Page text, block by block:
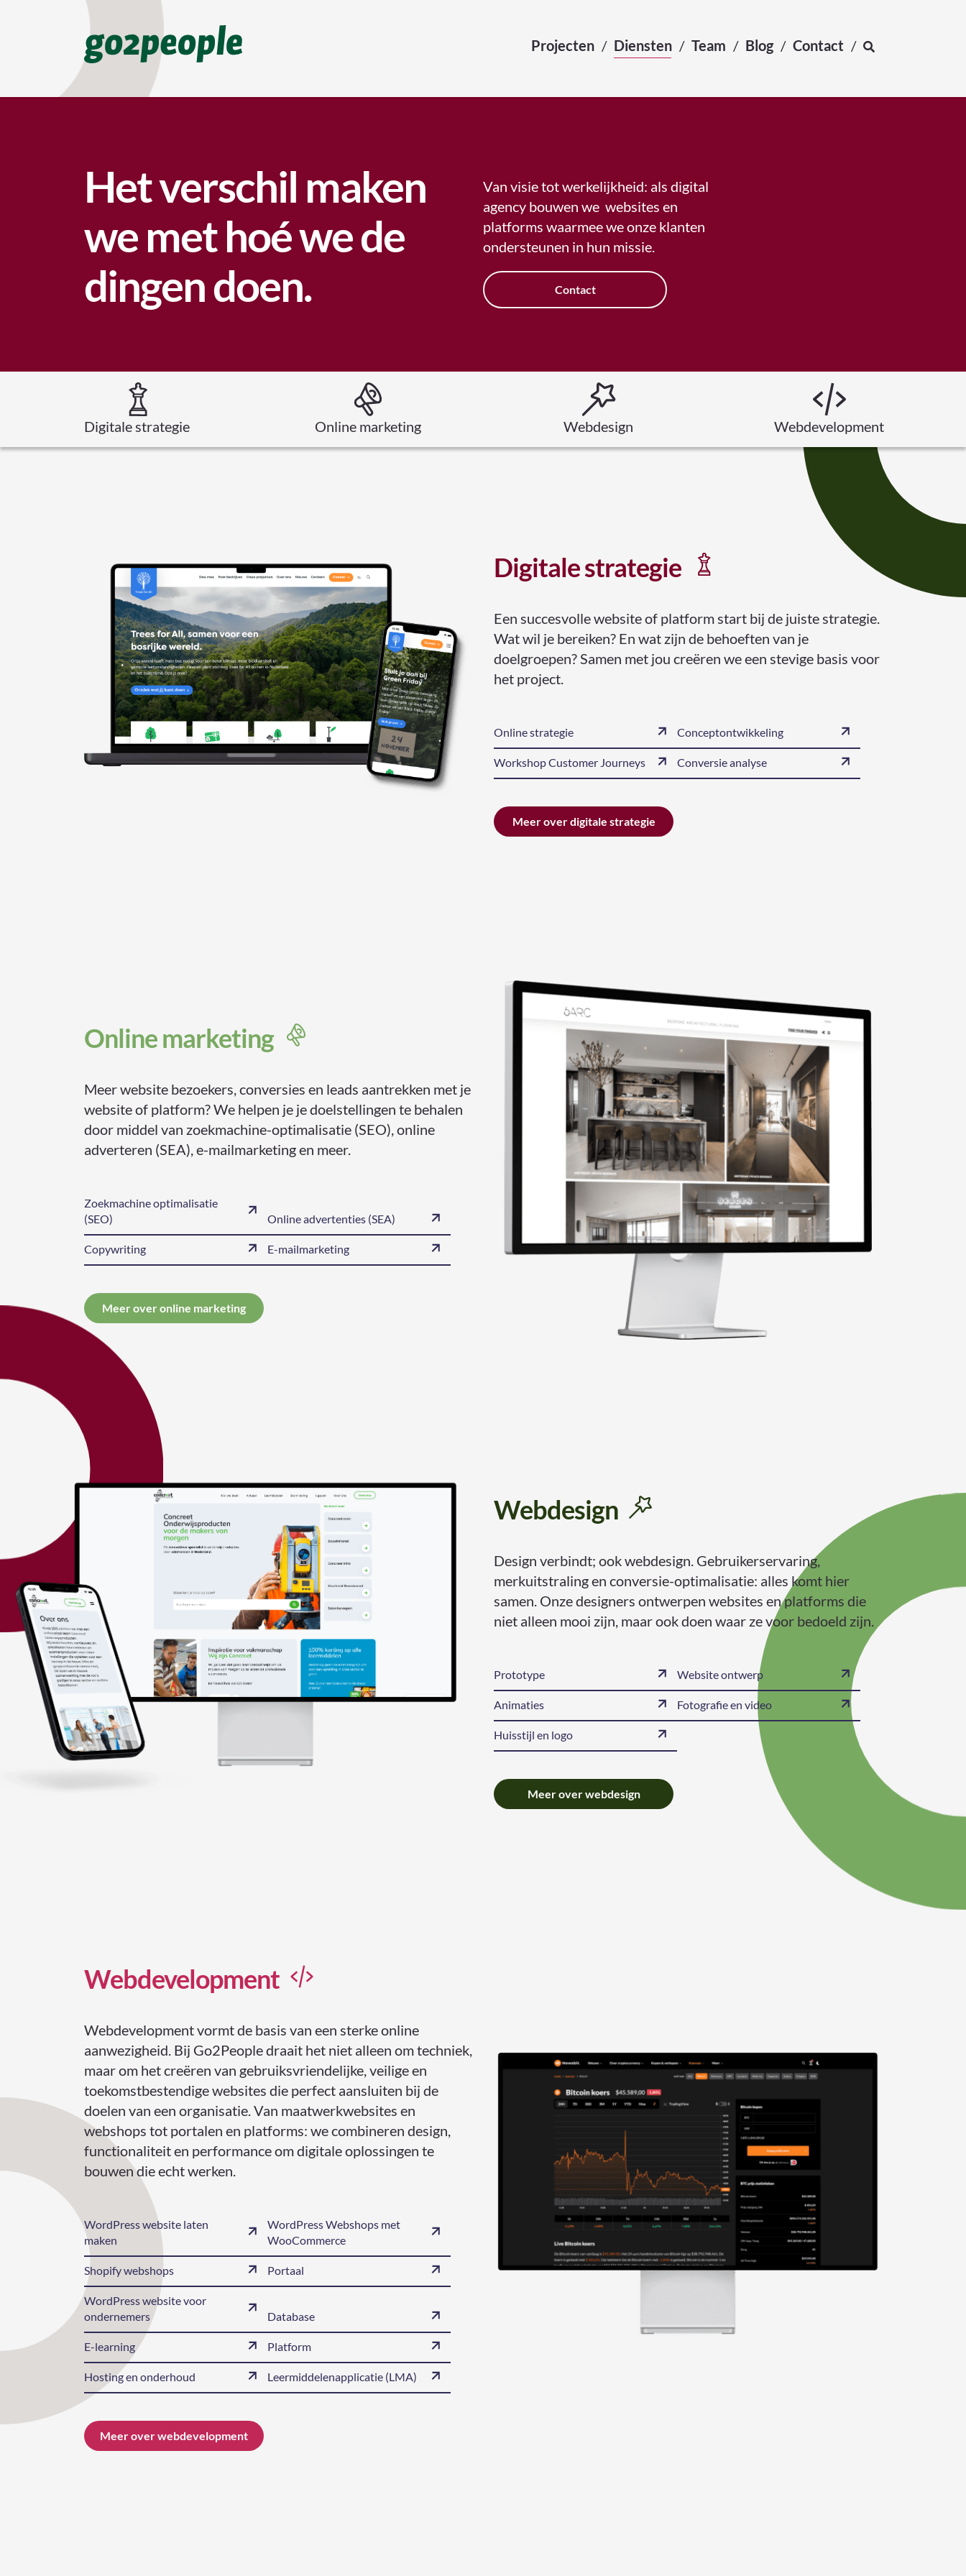
Projecten Diensten Team Blog Contact
Het verschil maken
we met hoé we de
dingen doen.
Van visie tot werkelijkheid: als digital
agency bouwen we websites en
platforms waarmee we onze klanten
ondersteunen in hun missie.
Contact
Digitale strategie Online marketing Webdesign Webdevelopment
Digitale strategie
Een succesvolle website of platform start bij de juiste strategie.
Wat wil je bereiken? En wat zijn de behoeften van je
doelgroepen? Samen met jou creëren we een stevige basis voor
het project.
Online strategie Conceptontwikkeling
Workshop Customer Journeys Conversie analyse
Meer over digitale strategie
Online marketing
Meer website bezoekers, conversies en leads aantrekken met je
website of platform? We helpen je je doelstellingen te behalen
door middel van zoekmachine-optimalisatie (SEO), online
adverteren (SEA), e-mailmarketing en meer.
Zoekmachine optimalisatie
(SEO)
Online advertenties (SEA)
Copywriting E-mailmarketing
Meer over online marketing
Webdesign
Design verbindt; ook webdesign. Gebruikerservaring,
merkuitstraling en conversie-optimalisatie: alles komt hier
samen. Onze designers ontwerpen websites en platforms die
niet alleen mooi zijn, maar ook doen waar ze voor bedoeld zijn.
Prototype Website ontwerp
Animaties Fotografie en video
Huisstijl en logo
Meer over webdesign
Webdevelopment
Webdevelopment vormt de basis van een sterke online
aanwezigheid. Bij Go2People draait het niet alleen om techniek,
maar om het creëren van gebruiksvriendelijke, veilige en
toekomstbestendige websites die perfect aansluiten bij de
doelen van een organisatie. Van maatwerkwebsites en
webshops tot portalen en platforms: we combineren design,
functionaliteit en performance om digitale oplossingen te
bouwen die echt werken.
WordPress website laten
maken
WordPress Webshops met
WooCommerce
Shopify webshops Portaal
WordPress website voor
ondernemers
Database
E-learning Platform
Hosting en onderhoud Leermiddelenapplicatie (LMA)
Meer over webdevelopment